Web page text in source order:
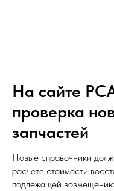
На сайте
проверка
запчастей
Новые справочники
расчете стоимости
подлежащей